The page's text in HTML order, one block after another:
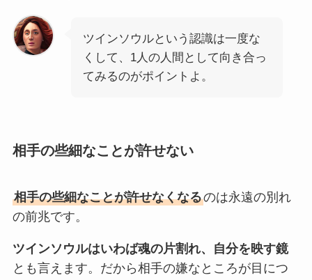
ツインソウルという認識は一度な
くして、1人の人間として向き合っ
てみるのがポイントよ。
相手の些細なことが許せない
相手の些細なことが許せなくなるのは永遠の別れ
の前兆です。
ツインソウルはいわば魂の片割れ、自分を映す鏡
とも言えます。だから相手の嫌なところが目につ